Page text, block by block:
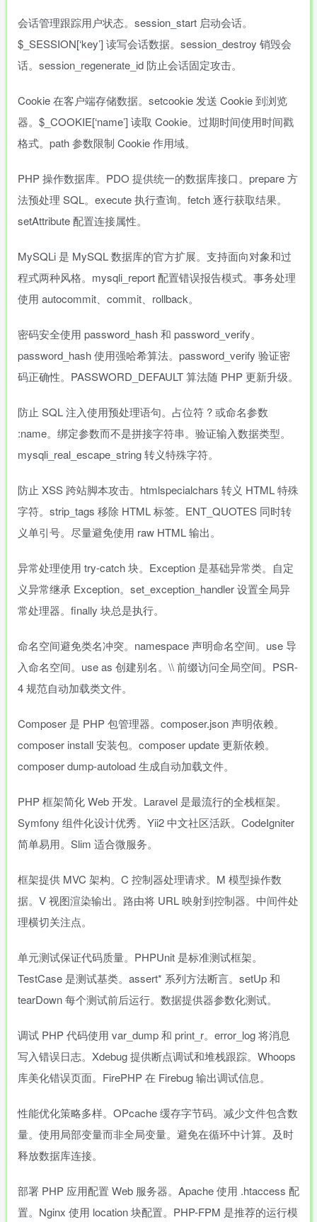
会话管理跟踪用户状态。session_start 启动会话。
$_SESSION[‘key’] 读写会话数据。session_destroy 销毁会
话。session_regenerate_id 防止会话固定攻击。
Cookie 在客户端存储数据。setcookie 发送 Cookie 到浏览
器。$_COOKIE[‘name’] 读取 Cookie。过期时间使用时间戳
格式。path 参数限制 Cookie 作用域。
PHP 操作数据库。PDO 提供统一的数据库接口。prepare 方
法预处理 SQL。execute 执行查询。fetch 逐行获取结果。
setAttribute 配置连接属性。
MySQLi 是 MySQL 数据库的官方扩展。支持面向对象和过
程式两种风格。mysqli_report 配置错误报告模式。事务处理
使用 autocommit、commit、rollback。
密码安全使用 password_hash 和 password_verify。
password_hash 使用强哈希算法。password_verify 验证密
码正确性。PASSWORD_DEFAULT 算法随 PHP 更新升级。
防止 SQL 注入使用预处理语句。占位符 ? 或命名参数
:name。绑定参数而不是拼接字符串。验证输入数据类型。
mysqli_real_escape_string 转义特殊字符。
防止 XSS 跨站脚本攻击。htmlspecialchars 转义 HTML 特殊
字符。strip_tags 移除 HTML 标签。ENT_QUOTES 同时转
义单引号。尽量避免使用 raw HTML 输出。
异常处理使用 try-catch 块。Exception 是基础异常类。自定
义异常继承 Exception。set_exception_handler 设置全局异
常处理器。finally 块总是执行。
命名空间避免类名冲突。namespace 声明命名空间。use 导
入命名空间。use as 创建别名。\\ 前缀访问全局空间。PSR-
4 规范自动加载类文件。
Composer 是 PHP 包管理器。composer.json 声明依赖。
composer install 安装包。composer update 更新依赖。
composer dump-autoload 生成自动加载文件。
PHP 框架简化 Web 开发。Laravel 是最流行的全栈框架。
Symfony 组件化设计优秀。Yii2 中文社区活跃。CodeIgniter
简单易用。Slim 适合微服务。
框架提供 MVC 架构。C 控制器处理请求。M 模型操作数
据。V 视图渲染输出。路由将 URL 映射到控制器。中间件处
理横切关注点。
单元测试保证代码质量。PHPUnit 是标准测试框架。
TestCase 是测试基类。assert* 系列方法断言。setUp 和
tearDown 每个测试前后运行。数据提供器参数化测试。
调试 PHP 代码使用 var_dump 和 print_r。error_log 将消息
写入错误日志。Xdebug 提供断点调试和堆栈跟踪。Whoops
库美化错误页面。FirePHP 在 Firebug 输出调试信息。
性能优化策略多样。OPcache 缓存字节码。减少文件包含数
量。使用局部变量而非全局变量。避免在循环中计算。及时
释放数据库连接。
部署 PHP 应用配置 Web 服务器。Apache 使用 .htaccess 配
置。Nginx 使用 location 块配置。PHP-FPM 是推荐的运行模